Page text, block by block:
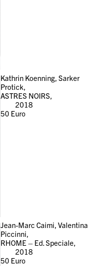
Kathrin Koenning, Sarker
Protick,
ASTRES NOIRS,
2018
50 Euro
Jean-Marc Caimi, Valentina
Piccinni,
RHOME – Ed. Speciale,
2018
50 Euro